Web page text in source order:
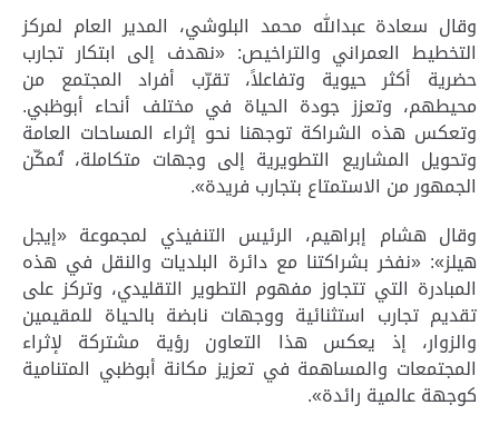
وقال سعادة عبدالله محمد البلوشي، المدير العام لمركز
التخطيط العمراني والتراخيص: «نهدف إلى ابتكار تجارب
حضرية أكثر حيوية وتفاعلاً، تقرّب أفراد المجتمع من
محيطهم، وتعزز جودة الحياة في مختلف أنحاء أبوظبي.
وتعكس هذه الشراكة توجهنا نحو إثراء المساحات العامة
وتحويل المشاريع التطويرية إلى وجهات متكاملة، تُمكّن
الجمهور من الاستمتاع بتجارب فريدة».
وقال هشام إبراهيم، الرئيس التنفيذي لمجموعة «إيجل
هيلز»: «نفخر بشراكتنا مع دائرة البلديات والنقل في هذه
المبادرة التي تتجاوز مفهوم التطوير التقليدي، وتركز على
تقديم تجارب استثنائية ووجهات نابضة بالحياة للمقيمين
والزوار، إذ يعكس هذا التعاون رؤية مشتركة لإثراء
المجتمعات والمساهمة في تعزيز مكانة أبوظبي المتنامية
كوجهة عالمية رائدة».